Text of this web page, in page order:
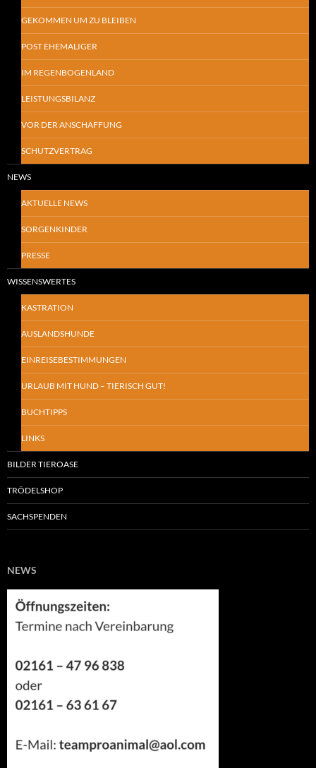
GEKOMMEN UM ZU BLEIBEN
POST EHEMALIGER
IM REGENBOGENLAND
LEISTUNGSBILANZ
VOR DER ANSCHAFFUNG
SCHUTZVERTRAG
NEWS
AKTUELLE NEWS
SORGENKINDER
PRESSE
WISSENSWERTES
KASTRATION
AUSLANDSHUNDE
EINREISEBESTIMMUNGEN
URLAUB MIT HUND – TIERISCH GUT!
BUCHTIPPS
LINKS
BILDER TIEROASE
TRÖDELSHOP
SACHSPENDEN
NEWS